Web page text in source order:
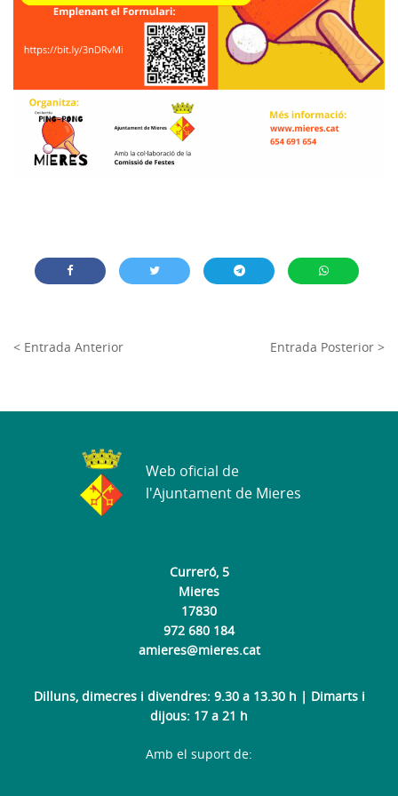
< Entrada Anterior Entrada Posterior >
Curreró, 5
Mieres
17830
972 680 184
amieres@mieres.cat
Dilluns, dimecres i divendres: 9.30 a 13.30 h | Dimarts i
dijous: 17 a 21 h
Web oficial de
l'Ajuntament de Mieres
Amb el suport de: